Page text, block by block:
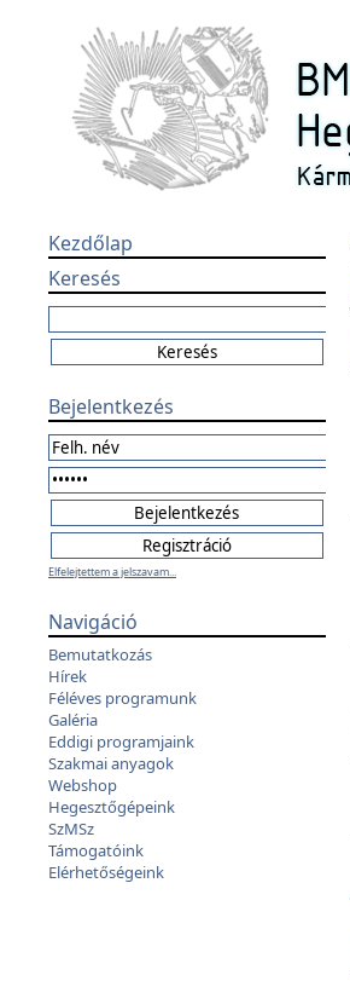
Kezdőlap
Keresés
Bejelentkezés
Elfelejtettem a jelszavam...
Navigáció
Bemutatkozás
Hírek
Féléves programunk
Galéria
Eddigi programjaink
Szakmai anyagok
Webshop
Hegesztőgépeink
SzMSz
Támogatóink
Elérhetőségeink